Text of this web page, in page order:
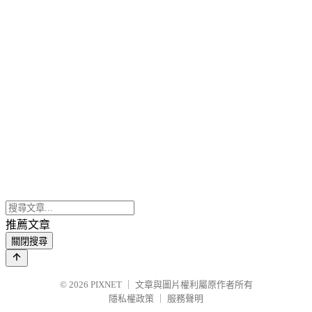
推薦文章
關閉搜尋
© 2026 PIXNET
文章與圖片權利屬原作者所有
隱私權政策
服務聲明